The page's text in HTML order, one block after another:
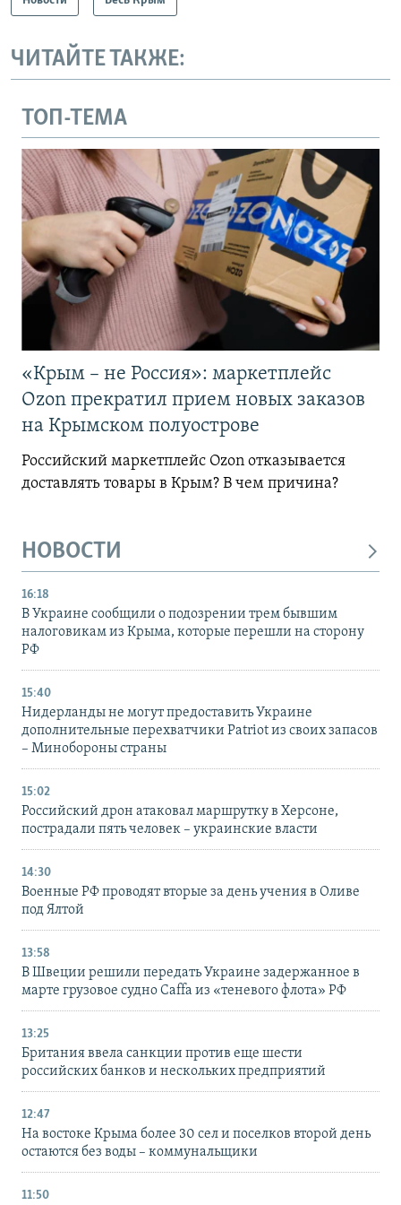
ЧИТАЙТЕ ТАКЖЕ:
ТОП-ТЕМА
«Крым – не Россия»: маркетплейс
Ozon прекратил прием новых заказов
на Крымском полуострове
Российский маркетплейс Ozon отказывается
доставлять товары в Крым? В чем причина?
НОВОСТИ
16:18
В Украине сообщили о подозрении трем бывшим
налоговикам из Крыма, которые перешли на сторону
РФ
15:40
Нидерланды не могут предоставить Украине
дополнительные перехватчики Patriot из своих запасов
– Минобороны страны
15:02
Российский дрон атаковал маршрутку в Херсоне,
пострадали пять человек – украинские власти
14:30
Военные РФ проводят вторые за день учения в Оливе
под Ялтой
13:58
В Швеции решили передать Украине задержанное в
марте грузовое судно Caffa из «теневого флота» РФ
13:25
Британия ввела санкции против еще шести
российских банков и нескольких предприятий
12:47
На востоке Крыма более 30 сел и поселков второй день
остаются без воды – коммунальщики
11:50